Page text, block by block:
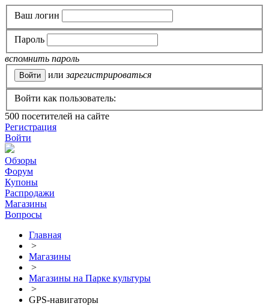
Ваш логин
Пароль
вспомнить пароль
или зарегистрироваться
Войти как пользователь:
500 посетителей на сайте
Регистрация
Войти
Обзоры
Форум
Купоны
Распродажи
Магазины
Вопросы
Главная
>
Магазины
>
Магазины на Парке культуры
>
GPS-навигаторы